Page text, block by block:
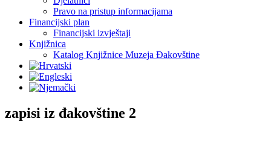
Pravo na pristup informacijama
Financijski plan
Financijski izvještaji
Knjižnica
Katalog Knjižnice Muzeja Đakovštine
zapisi iz đakovštine 2